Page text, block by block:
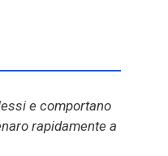
e comportano
rapidamente a